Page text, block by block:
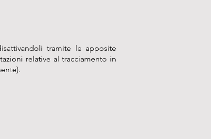
tramite le apposite
relative al tracciamento in